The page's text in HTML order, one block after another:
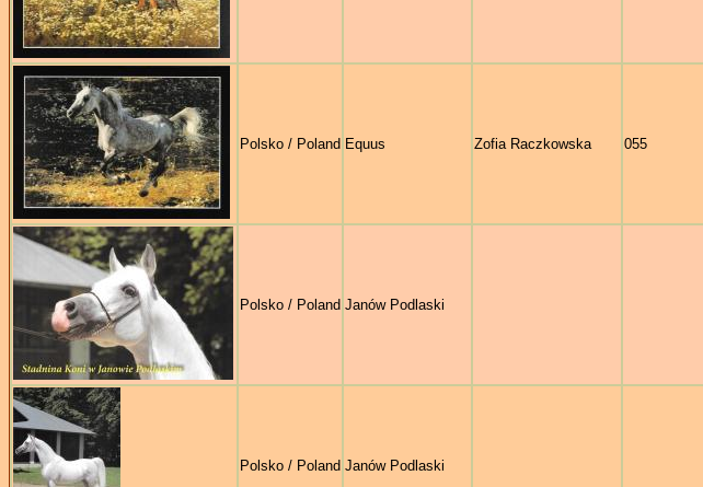
Polsko / Poland Equus Zofia Raczkowska 055
Polsko / Poland Janów Podlaski
Polsko / Poland Janów Podlaski